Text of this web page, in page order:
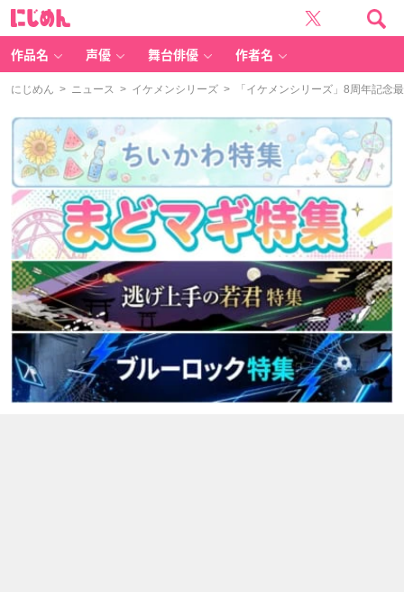
作品名 声優 舞台俳優 作者名
にじめん > ニュース > イケメンシリーズ > 「イケメンシリーズ」8周年記念